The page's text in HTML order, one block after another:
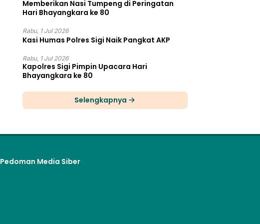
Memberikan Nasi Tumpeng di Peringatan
Hari Bhayangkara ke 80
Rabu, 1 Jul 2026
Kasi Humas Polres Sigi Naik Pangkat AKP
Rabu, 1 Jul 2026
Kapolres Sigi Pimpin Upacara Hari
Bhayangkara ke 80
Selengkapnya
Pedoman Media Siber